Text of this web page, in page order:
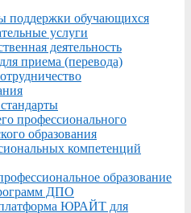
поддержки обучающихся
услуги
деятельность
приема (перевода)
профессионального
образования
компетенций
образование
ДПО
платформа ЮРАЙТ для